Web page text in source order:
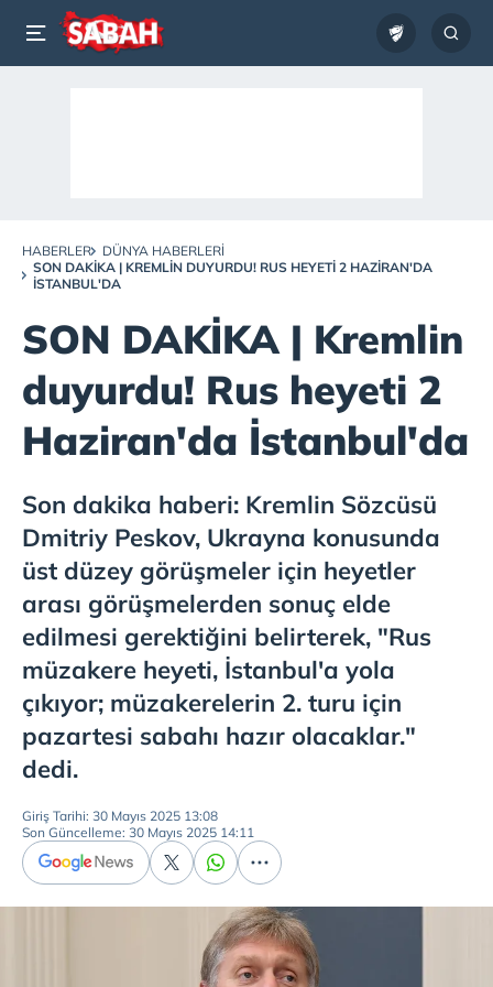
HABERLER
DÜNYA HABERLERI
SON DAKİKA | KREMLIN DUYURDU! RUS HEYETI 2 HAZIRAN'DA
İSTANBUL'DA
SON DAKİKA | Kremlin
duyurdu! Rus heyeti 2
Haziran'da İstanbul'da
Son dakika haberi: Kremlin Sözcüsü
Dmitriy Peskov, Ukrayna konusunda
üst düzey görüşmeler için heyetler
arası görüşmelerden sonuç elde
edilmesi gerektiğini belirterek, "Rus
müzakere heyeti, İstanbul'a yola
çıkıyor; müzakerelerin 2. turu için
pazartesi sabahı hazır olacaklar."
dedi.
Giriş Tarihi: 30 Mayıs 2025 13:08
Son Güncelleme: 30 Mayıs 2025 14:11